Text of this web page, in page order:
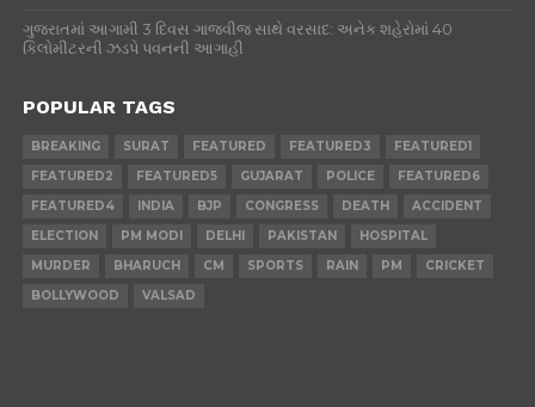
ગુજરાતમાં આગામી 3 દિવસ ગાજવીજ સાથે વરસાદ: અનેક શહેરોમાં 40
કિલોમીટરની ઝડપે પવનની આગાહી
POPULAR TAGS
BREAKING SURAT FEATURED FEATURED3
FEATURED1
FEATURED2
FEATURED5 GUJARAT POLICE
FEATURED6
FEATURED4
INDIA BJP CONGRESS DEATH
ACCIDENT
ELECTION
PM MODI DELHI PAKISTAN
HOSPITAL
MURDER
BHARUCH CM SPORTS RAIN PM
CRICKET
BOLLYWOOD
VALSAD